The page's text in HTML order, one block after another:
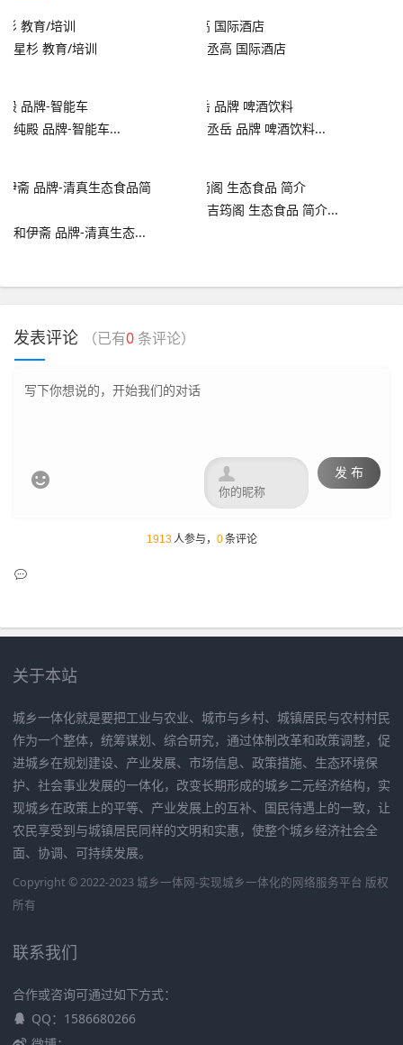
星杉 教育/培训 丞高 国际酒店
纯殿 品牌-智能车... 丞岳 品牌 啤酒饮料...
和伊斋 品牌-清真生态...
吉筠阁 生态食品 简介...
发表评论 （已有0 条评论）
 发 布

1913人参与， 0条评论
关于本站
城乡一体化就是要把工业与农业、城市与乡村、城镇居民与农村村民
作为一个整体，统筹谋划、综合研究，通过体制改革和政策调整，促
进城乡在规划建设、产业发展、市场信息、政策措施、生态环境保
护、社会事业发展的一体化，改变长期形成的城乡二元经济结构，实
现城乡在政策上的平等、产业发展上的互补、国民待遇上的一致，让
农民享受到与城镇居民同样的文明和实惠，使整个城乡经济社会全
面、协调、可持续发展。
Copyright © 2022-2023 城乡一体网-实现城乡一体化的网络服务平台 版权
所有
联系我们
合作或咨询可通过如下方式：
QQ：1586680266